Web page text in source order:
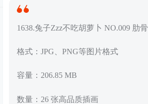
1638.兔子Zzz不吃胡萝卜 NO.009 肋骨
格式：JPG、PNG等图片格式
容量：206.85 MB
数量：26 张高品质插画